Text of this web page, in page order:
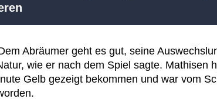
Abräumer geht es gut, seine
wie er nach dem Spiel sagte. Mathisen
Gelb gezeigt bekommen und war vom